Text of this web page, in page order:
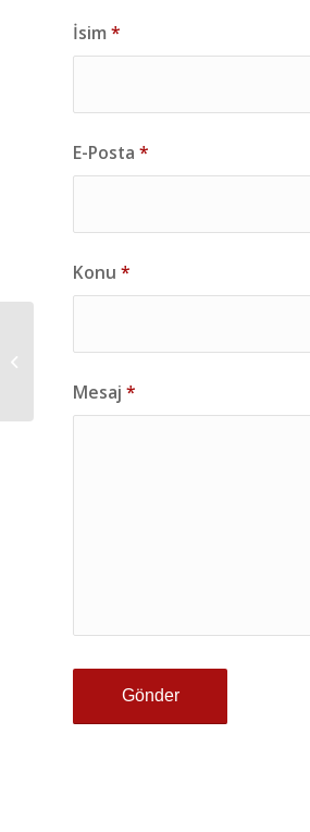
İsim*
E-Posta *
Konu *
Mesaj *
BANGLADEŞ VİZESİ